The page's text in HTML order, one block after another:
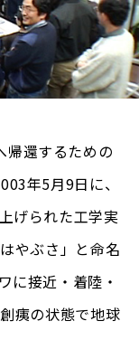
帰還するための
年5月9日に、
げられた工学実
やぶさ」と命名
に接近・着陸・
痍の状態で地球